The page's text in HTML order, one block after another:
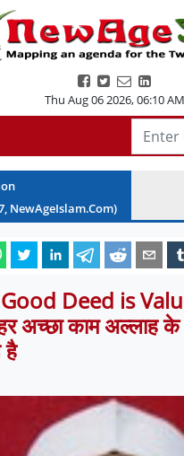
Thu Aug 06 2026,06:10 AM
, NewAgeIslam.Com)
Deed is
अच्छा काम अल्लाह
है